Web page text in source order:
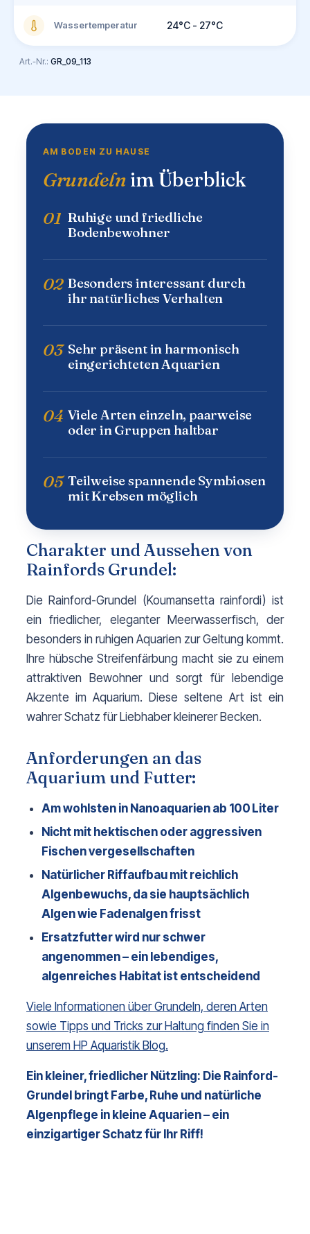
Wassertemperatur 24°C - 27°C
Art.-Nr.: GR_09_113
AM BODEN ZU HAUSE
Grundeln im Überblick
01 Ruhige und friedliche
Bodenbewohner
02 Besonders interessant durch
ihr natürliches Verhalten
03 Sehr präsent in harmonisch
eingerichteten Aquarien
04 Viele Arten einzeln, paarweise
oder in Gruppen haltbar
05 Teilweise spannende Symbiosen
mit Krebsen möglich
Charakter und Aussehen von
Rainfords Grundel:
Die Rainford-Grundel (Koumansetta rainfordi) ist
ein friedlicher, eleganter Meerwasserfisch, der
besonders in ruhigen Aquarien zur Geltung kommt.
Ihre hübsche Streifenfärbung macht sie zu einem
attraktiven Bewohner und sorgt für lebendige
Akzente im Aquarium. Diese seltene Art ist ein
wahrer Schatz für Liebhaber kleinerer Becken.
Anforderungen an das
Aquarium und Futter:
Am wohlsten in Nanoaquarien ab 100 Liter
Nicht mit hektischen oder aggressiven
Fischen vergesellschaften
Natürlicher Riffaufbau mit reichlich
Algenbewuchs, da sie hauptsächlich
Algen wie Fadenalgen frisst
Ersatzfutter wird nur schwer
angenommen – ein lebendiges,
algenreiches Habitat ist entscheidend
Viele Informationen über Grundeln, deren Arten
sowie Tipps und Tricks zur Haltung finden Sie in
unserem HP Aquaristik Blog.
Ein kleiner, friedlicher Nützling: Die Rainford-
Grundel bringt Farbe, Ruhe und natürliche
Algenpflege in kleine Aquarien – ein
einzigartiger Schatz für Ihr Riff!